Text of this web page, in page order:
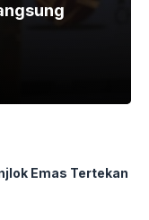
Emas Tertekan